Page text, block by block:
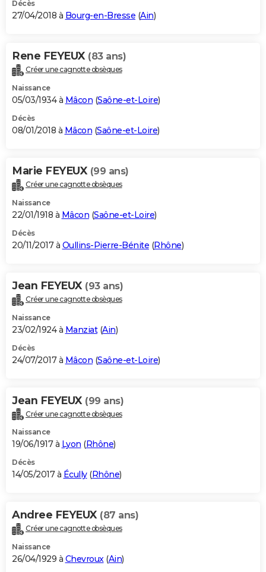
Décès
27/04/2018 à Bourg-en-Bresse (Ain)
Rene FEYEUX (83 ans)
Créer une cagnotte obsèques
Naissance
05/03/1934 à Mâcon (Saône-et-Loire)
Décès
08/01/2018 à Mâcon (Saône-et-Loire)
Marie FEYEUX (99 ans)
Créer une cagnotte obsèques
Naissance
22/01/1918 à Mâcon (Saône-et-Loire)
Décès
20/11/2017 à Oullins-Pierre-Bénite (Rhône)
Jean FEYEUX (93 ans)
Créer une cagnotte obsèques
Naissance
23/02/1924 à Manziat(Ain)
Décès
24/07/2017 à Mâcon (Saône-et-Loire)
Jean FEYEUX (99 ans)
Créer une cagnotte obsèques
Naissance
19/06/1917 à Lyon (Rhône)
Décès
14/05/2017 à Écully(Rhône)
Andree FEYEUX (87 ans)
Créer une cagnotte obsèques
Naissance
26/04/1929 à Chevroux(Ain)